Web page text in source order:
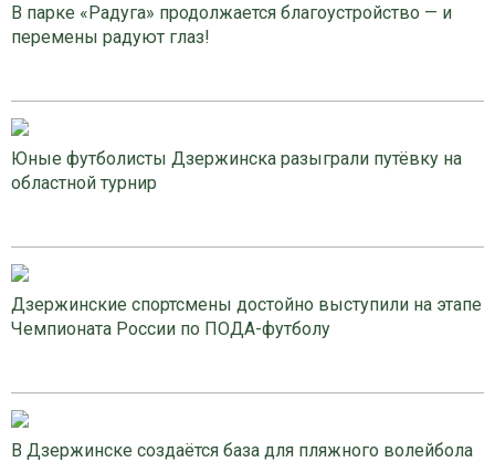
В парке «Радуга» продолжается благоустройство — и
перемены радуют глаз!
Юные футболисты Дзержинска разыграли путёвку на
областной турнир
Дзержинские спортсмены достойно выступили на этапе
Чемпионата России по ПОДА-футболу
В Дзержинске создаётся база для пляжного волейбола